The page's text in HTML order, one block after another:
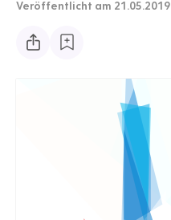
Veröffentlicht am 21.05.2019